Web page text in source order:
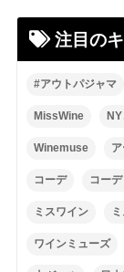
注目の
#アウトパジャマ
MissWine NY
Winemuse
コーデ コー
ミスワイン
ワインミューズ